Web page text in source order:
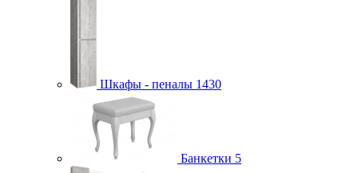
Шкафы - пеналы 1430
Банкетки 5